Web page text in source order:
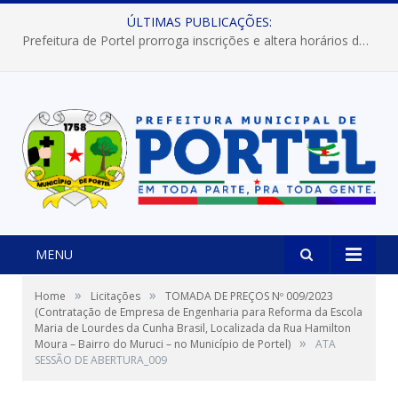
ÚLTIMAS PUBLICAÇÕES:
Prefeitura de Portel prorroga inscrições e altera horários dos concursos “Musa” e “Miss Mix Verão 2026”
MENU
Home » Licitações »
TOMADA DE PREÇOS Nº 009/2023
(Contratação de Empresa de Engenharia para Reforma da Escola
Maria de Lourdes da Cunha Brasil, Localizada da Rua Hamilton
Moura – Bairro do Muruci – no Município de Portel) »
ATA
SESSÃO DE ABERTURA_009